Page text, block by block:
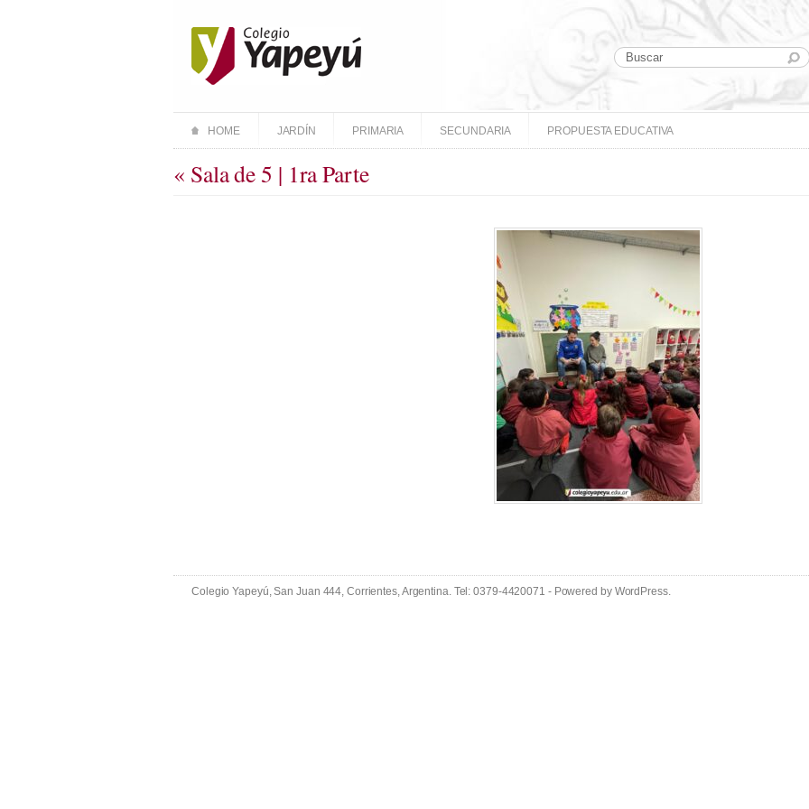
HOME JARDÍN PRIMARIA SECUNDARIA PROPUESTA EDUCATIVA
« Sala de 5 | 1ra Parte
Colegio Yapeyú, San Juan 444, Corrientes, Argentina. Tel: 0379-4420071 - Powered by WordPress.